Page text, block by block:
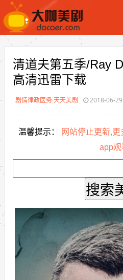
清道夫第五季/Ray
高清迅雷下载
剧情律政医务·天天美剧 2018-06-
温馨提示：
网站停止更新,
app观